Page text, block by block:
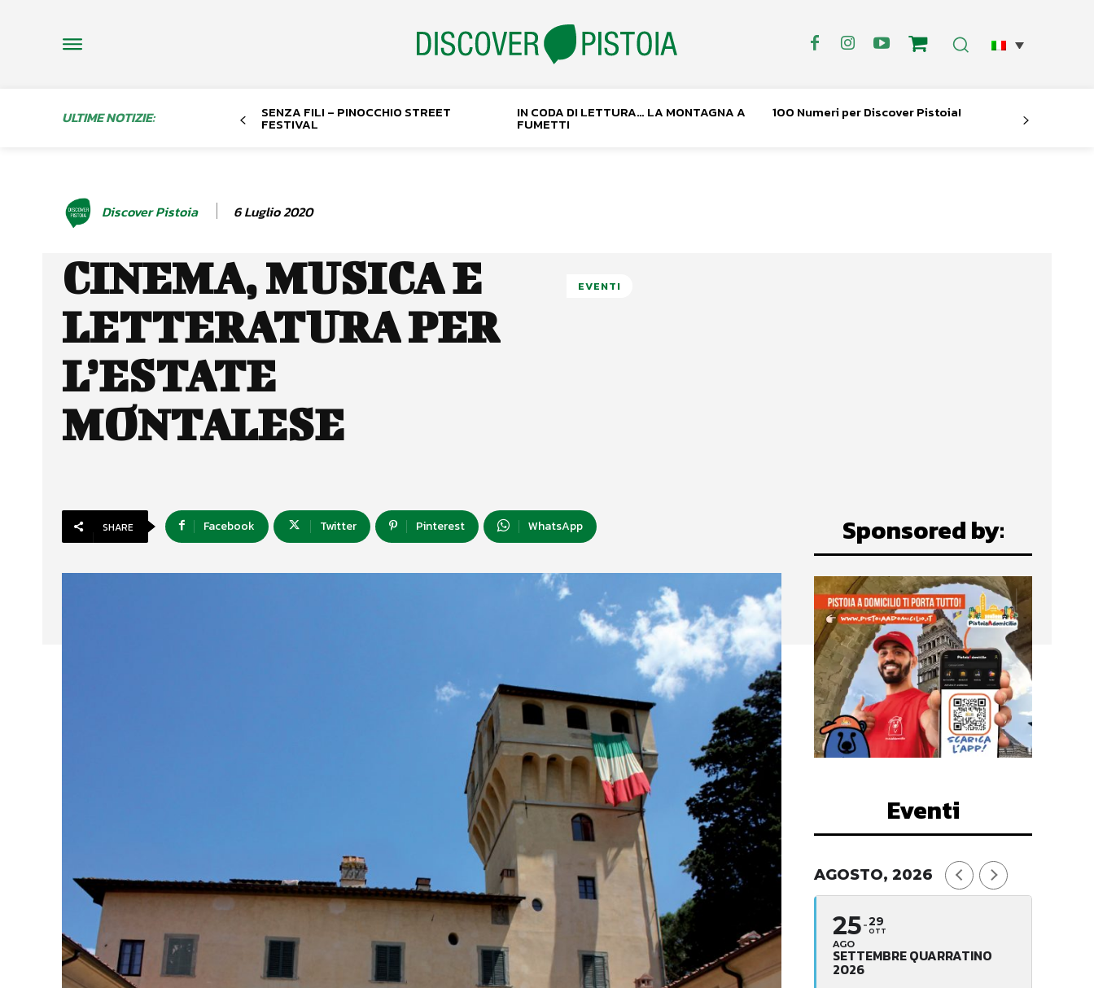
ULTIME NOTIZIE: SENZA FILI – PINOCCHIO STREET
FESTIVAL
IN CODA DI LETTURA… LA MONTAGNA A
FUMETTI
100 Numeri per Discover Pistoia!
Discover Pistoia 6 Luglio 2020
CINEMA, MUSICA E
LETTERATURA PER
L’ESTATE
MONTALESE
EVENTI
SHARE Facebook Twitter Pinterest WhatsApp Sponsored by:
Eventi
AGOSTO, 2026
25
AGO
29
OTT
SETTEMBRE QUARRATINO
2026